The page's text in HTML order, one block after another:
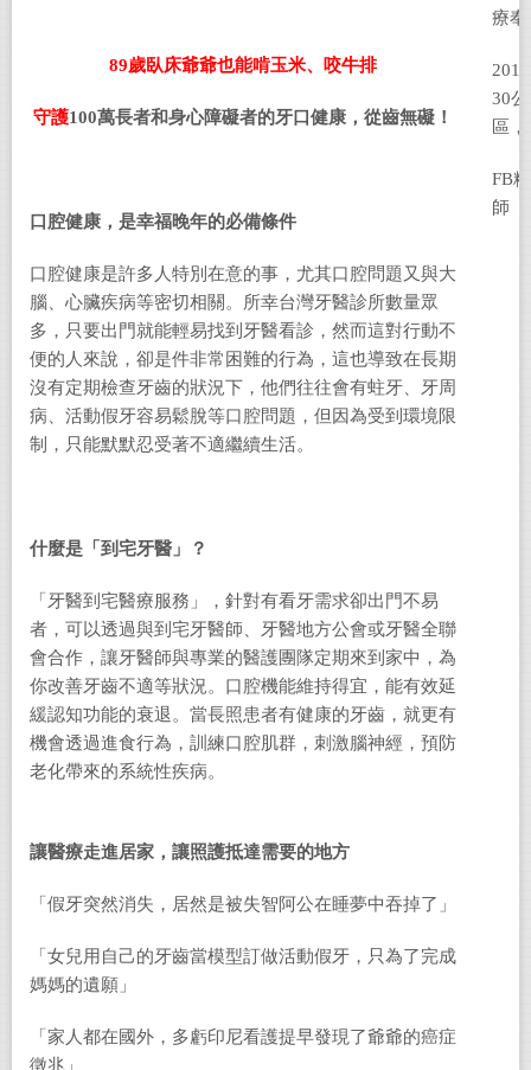
89歲臥床爺爺也能啃玉米、咬牛排
守護100萬長者和身心障礙者的牙口健康，從齒無礙！
口腔健康，是幸福晚年的必備條件
口腔健康是許多人特別在意的事，尤其口腔問題又與大
腦、心臟疾病等密切相關。所幸台灣牙醫診所數量眾
多，只要出門就能輕易找到牙醫看診，然而這對行動不
便的人來說，卻是件非常困難的行為，這也導致在長期
沒有定期檢查牙齒的狀況下，他們往往會有蛀牙、牙周
病、活動假牙容易鬆脫等口腔問題，但因為受到環境限
制，只能默默忍受著不適繼續生活。
什麼是「到宅牙醫」？
「牙醫到宅醫療服務」，針對有看牙需求卻出門不易
者，可以透過與到宅牙醫師、牙醫地方公會或牙醫全聯
會合作，讓牙醫師與專業的醫護團隊定期來到家中，為
你改善牙齒不適等狀況。口腔機能維持得宜，能有效延
緩認知功能的衰退。當長照患者有健康的牙齒，就更有
機會透過進食行為，訓練口腔肌群，刺激腦神經，預防
老化帶來的系統性疾病。
讓醫療走進居家，讓照護抵達需要的地方
「假牙突然消失，居然是被失智阿公在睡夢中吞掉了」
「女兒用自己的牙齒當模型訂做活動假牙，只為了完成
媽媽的遺願」
「家人都在國外，多虧印尼看護提早發現了爺爺的癌症
徵兆」
療奉
30
區
FB
師